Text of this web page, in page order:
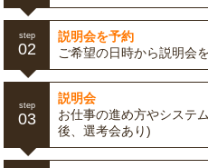
step
02
説明会を予約
ご希望の日時から説明会
step
03
説明会
お仕事の進め方やシステ
後、選考会あり)